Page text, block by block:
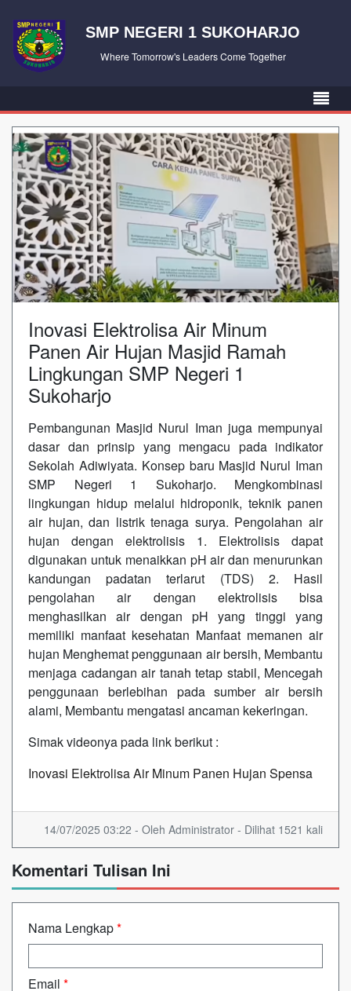
SMP NEGERI 1 SUKOHARJO
Where Tomorrow's Leaders Come Together
Inovasi Elektrolisa Air Minum
Panen Air Hujan Masjid Ramah
Lingkungan SMP Negeri 1
Sukoharjo
Pembangunan Masjid Nurul Iman juga mempunyai
dasar dan prinsip yang mengacu pada indikator
Sekolah Adiwiyata. Konsep baru Masjid Nurul Iman
SMP Negeri 1 Sukoharjo. Mengkombinasi
lingkungan hidup melalui hidroponik, teknik panen
air hujan, dan listrik tenaga surya. Pengolahan air
hujan dengan elektrolisis 1. Elektrolisis dapat
digunakan untuk menaikkan pH air dan menurunkan
kandungan padatan terlarut (TDS) 2. Hasil
pengolahan air dengan elektrolisis bisa
menghasilkan air dengan pH yang tinggi yang
memiliki manfaat kesehatan Manfaat memanen air
hujan Menghemat penggunaan air bersih, Membantu
menjaga cadangan air tanah tetap stabil, Mencegah
penggunaan berlebihan pada sumber air bersih
alami, Membantu mengatasi ancaman kekeringan.
Simak videonya pada link berikut :
Inovasi Elektrolisa Air Minum Panen Hujan Spensa
14/07/2025 03:22 - Oleh Administrator - Dilihat 1521 kali
Komentari Tulisan Ini
Nama Lengkap*
Email *